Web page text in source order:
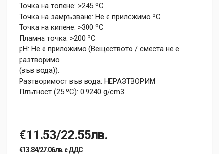
Точка на топене: >245 ºC
Точка на замръзване: Не е приложимо ºC
Точка на кипене: >300 ºC
Пламна точка: >200 ºC
pH: Не е приложимо (Веществото / сместа не е
разтворимо
(във вода)).
Разтворимост във вода: НЕРАЗТВОРИМ
Плътност (25 ºC): 0.9240 g/cm3
€11.53/22.55лв.
€13.84/27.06лв. с ДДС